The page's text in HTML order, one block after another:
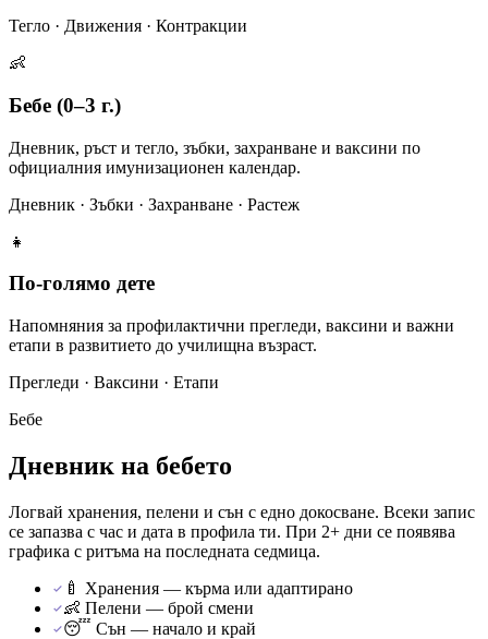
Тегло · Движения · Контракции
👶
Бебе (0–3 г.)
Дневник, ръст и тегло, зъбки, захранване и ваксини по
официалния имунизационен календар.
Дневник · Зъбки · Захранване · Растеж
👧
По-голямо дете
Напомняния за профилактични прегледи, ваксини и важни
етапи в развитието до училищна възраст.
Прегледи · Ваксини · Етапи
Бебе
Дневник на бебето
Логвай хранения, пелени и сън с едно докосване. Всеки запис
се запазва с час и дата в профила ти. При 2+ дни се появява
графика с ритъма на последната седмица.
🍼 Хранения — кърма или адаптирано
👶 Пелени — брой смени
😴 Сън — начало и край